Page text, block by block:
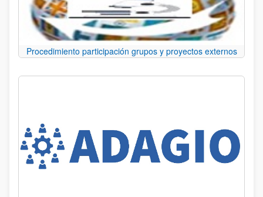
Procedimiento participación grupos y proyectos externos